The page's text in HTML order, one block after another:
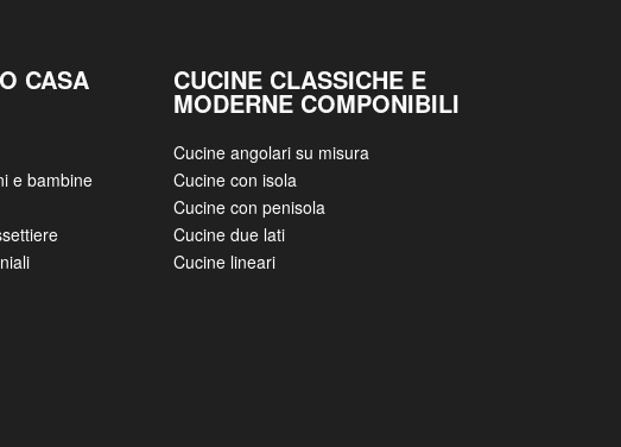
CASA
e bambine
CUCINE CLASSICHE E
MODERNE COMPONIBILI
Cucine angolari su misura
Cucine con isola
Cucine con penisola
Cucine due lati
Cucine lineari